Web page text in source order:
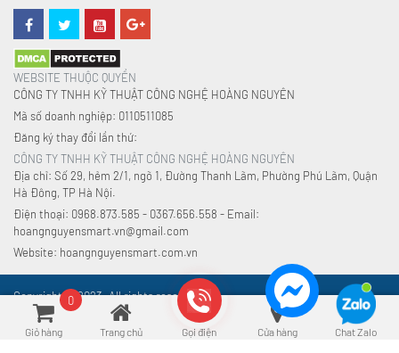
WEBSITE THUỘC QUYỀN
CÔNG TY TNHH KỸ THUẬT CÔNG NGHỆ HOÀNG NGUYÊN
Mã số doanh nghiệp: 0110511085
Đăng ký thay đổi lần thứ:
CÔNG TY TNHH KỸ THUẬT CÔNG NGHỆ HOÀNG NGUYÊN
Địa chỉ: Số 29, hẻm 2/1, ngõ 1, Đường Thanh Lãm, Phường Phú Lãm, Quận
Hà Đông, TP Hà Nội.
Điện thoại: 0968.873.585 - 0367.656.558 - Email:
hoangnguyensmart.vn@gmail.com
Website: hoangnguyensmart.com.vn
Copyright © 2023. All rights reserved.
Xu hướng tìm kiếm: , An toàn điện Nhà thông minh
0
Giỏ hàng Trang chủ Gọi điện Cửa hàng Chat Zalo